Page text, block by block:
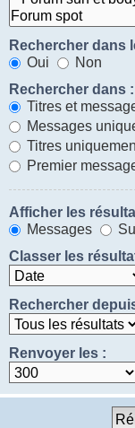
Rechercher dans
Oui
Non
Rechercher dans :
Titres et
Messages
Titres
Premier
Afficher les
Messages
Classer les
Rechercher
Renvoyer les :